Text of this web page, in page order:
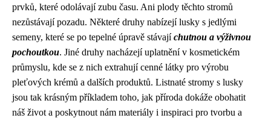
prvků, které odolávají zubu času. Ani plody těchto stromů
nezůstávají pozadu. Některé druhy nabízejí lusky s jedlými
semeny, které se po tepelné úpravě stávajíchutnou a výživnou
pochoutkou. Jiné druhy nacházejí uplatnění v kosmetickém
průmyslu, kde se z nich extrahují cenné látky pro výrobu
pleťových krémů a dalších produktů. Listnaté stromy s lusky
jsou tak krásným příkladem toho, jak příroda dokáže obohatit
náš život a poskytnout nám materiály i inspiraci pro tvorbu a